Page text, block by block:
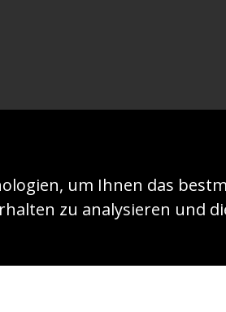
um Ihnen das
zu analysieren und